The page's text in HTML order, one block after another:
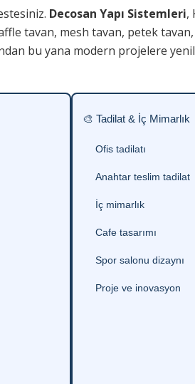
Decosan Yapı Sistemleri,
tavan, mesh tavan, petek
bu yana modern projelere
🎨 Tadilat & İç Mimarlık
Ofis tadilatı
Anahtar teslim tadilat
İç mimarlık
Cafe tasarımı
Spor salonu dizaynı
Proje ve inovasyon